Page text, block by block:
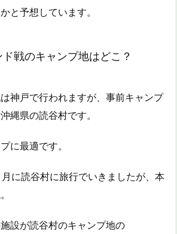
と予想しています。
戦のキャンプ地はどこ？
神戸で行われますが、事前キャンプ
縄県の読谷村です。
に最適です。
に読谷村に旅行でいきましたが、本
設が読谷村のキャンプ地の